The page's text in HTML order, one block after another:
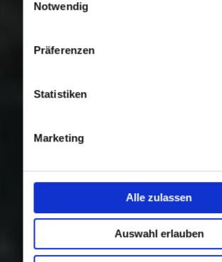
Nutzung der Dienste gesammelt
Notwendig
Präferenzen
Statistiken
Marketing
Alle zulassen
Auswahl erlauben